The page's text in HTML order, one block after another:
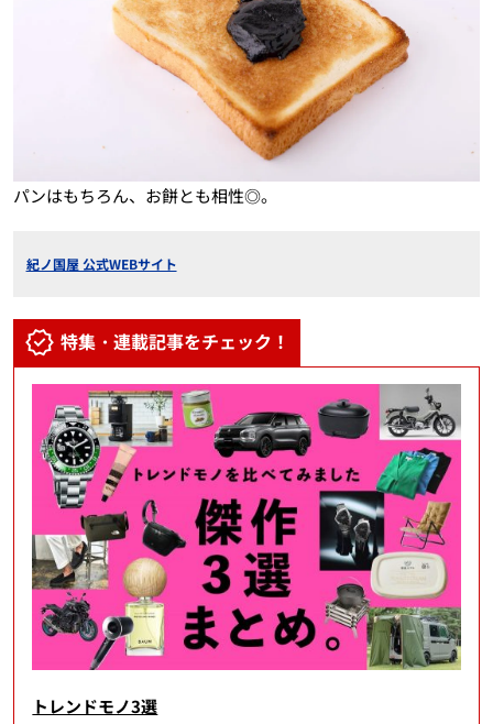
パンはもちろん、お餅とも相性◎。
紀ノ国屋 公式WEBサイト
特集・連載記事をチェック！
トレンドモノ3選